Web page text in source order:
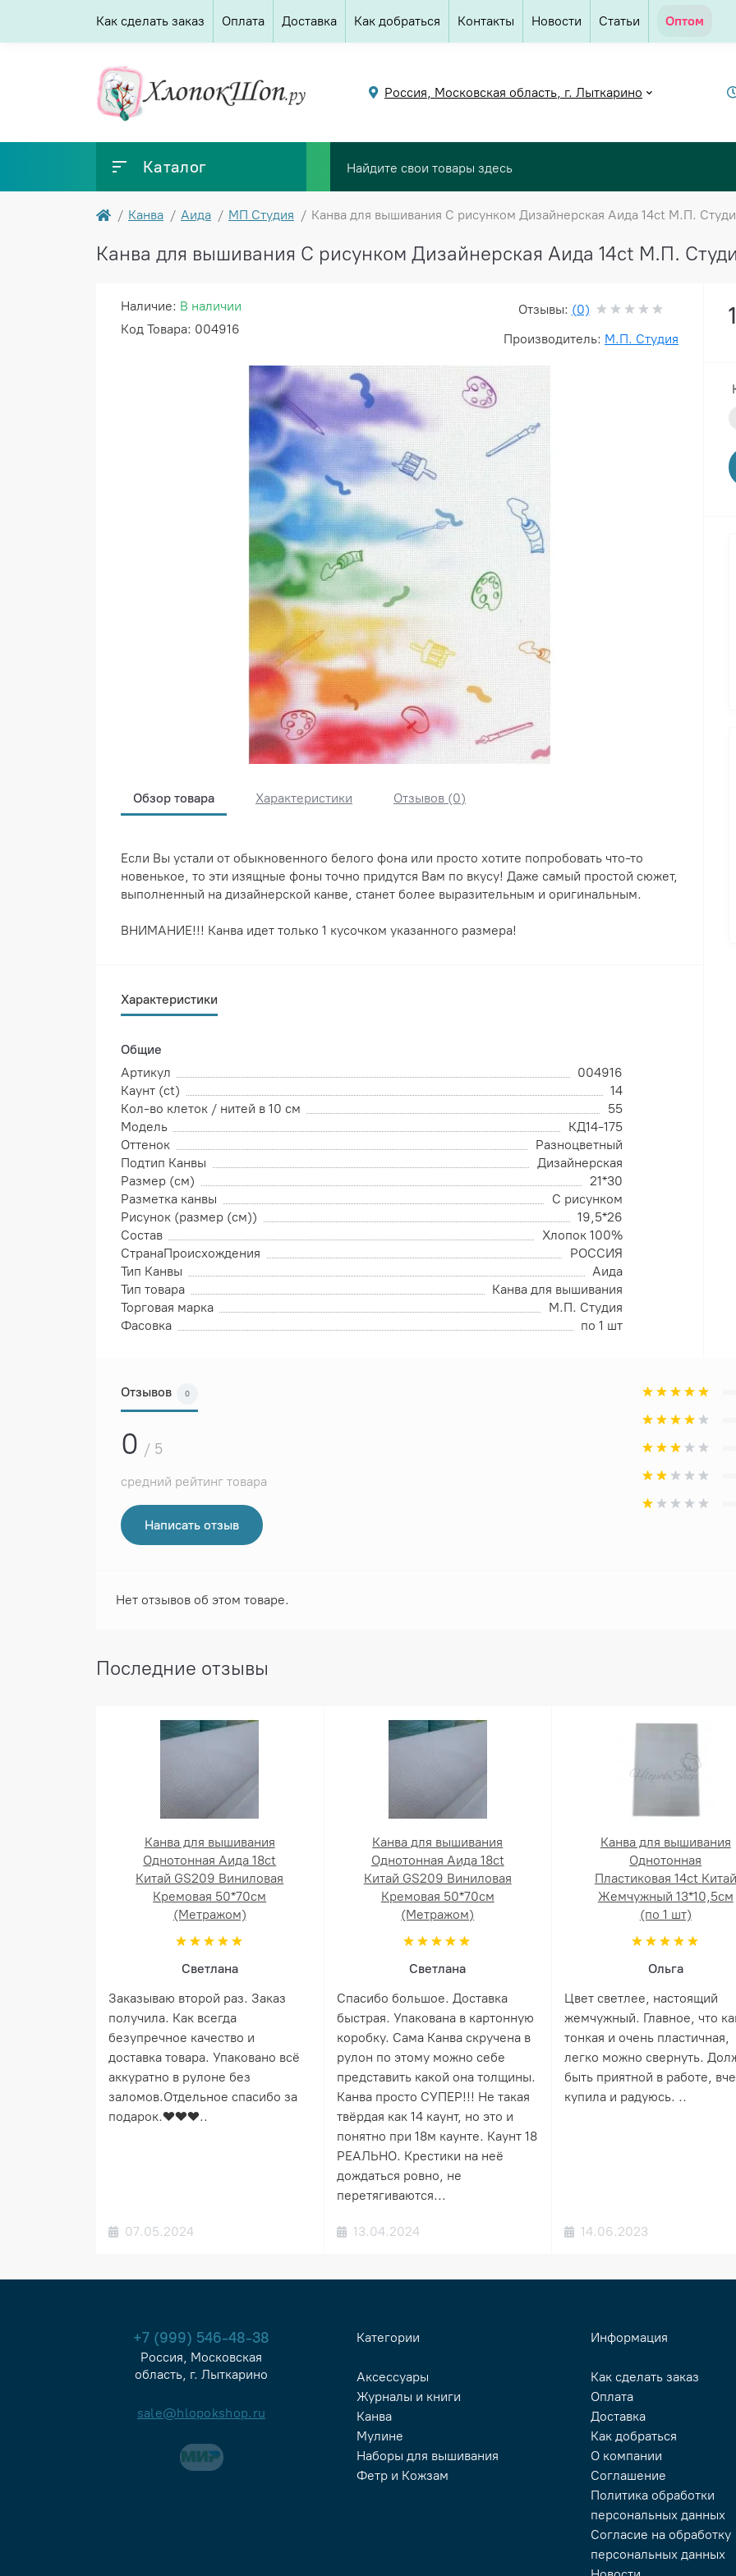
Как сделать заказ Оплата Доставка Как добраться Контакты Новости Статьи Оптом
Россия, Московская область, г. Лыткарино
Каталог
Канва Аида МП Студия Канва для вышивания С рисунком Дизайнерская Аида 14ct М.П.
Канва для вышивания С рисунком Дизайнерская Аида 14ct М.П.
Наличие: В наличии
Код Товара: 004916
Отзывы: (0)
Производитель: М.П. Студия
Обзор товара Характеристики Отзывов (0)
Если Вы устали от обыкновенного белого фона или просто хотите попробовать что-то
новенькое, то эти изящные фоны точно придутся Вам по вкусу! Даже самый простой сюжет,
выполненный на дизайнерской канве, станет более выразительным и оригинальным.
ВНИМАНИЕ!!! Канва идет только 1 кусочком указанного размера!
Характеристики
Общие
Артикул
004916
Каунт (ct)
14
Кол-во клеток / нитей в 10 см
55
Модель
КД14-175
Оттенок
Разноцветный
Подтип Канвы
Дизайнерская
Размер (см)
21*30
Разметка канвы
С рисунком
Рисунок (размер (см))
19,5*26
Состав
Хлопок 100%
СтранаПроисхождения
РОССИЯ
Тип Канвы
Аида
Тип товара
Канва для вышивания
Торговая марка
М.П. Студия
Фасовка
по 1 шт
Отзывов 0
0 / 5
средний рейтинг товара
Написать отзыв
Нет отзывов об этом товаре.
Последние отзывы
Канва для вышивания
Однотонная Аида 18ct
Китай GS209 Виниловая
Кремовая 50*70см
(Метражом)
Светлана
Заказываю второй раз. Заказ
получила. Как всегда
безупречное качество и
доставка товара. Упаковано всё
аккуратно в рулоне без
заломов.Отдельное спасибо за
подарок.❤️❤️❤️..
07.05.2024
Канва для вышивания
Однотонная Аида 18ct
Китай GS209 Виниловая
Кремовая 50*70см
(Метражом)
Светлана
Спасибо большое. Доставка
быстрая. Упакована в картонную
коробку. Сама Канва скручена в
рулон по этому можно себе
представить какой она толщины.
Канва просто СУПЕР!!! Не такая
твёрдая как 14 каунт, но это и
понятно при 18м каунте. Каунт 18
РЕАЛЬНО. Крестики на неё
дождаться ровно, не
перетягиваются...
13.04.2024
Канва для вышивания
Однотонная
Пластиковая 14ct Китай
Жемчужный 13*10,5см
(по 1 шт)
Ольга
Цвет светлее, настоящий
жемчужный. Главное, что
тонкая и очень пластичная,
легко можно свернуть.
быть приятной в работе,
купила и радуюсь. ..
14.06.2023
+7 (999) 546-48-38
Россия, Московская
область, г. Лыткарино
sale@hlopokshop.ru
Категории
Аксессуары
Журналы и книги
Канва
Мулине
Наборы для вышивания
Фетр и Кожзам
Информация
Как сделать заказ
Оплата
Доставка
Как добраться
О компании
Соглашение
Политика обработки
персональных данных
Согласие на обработку
персональных данных